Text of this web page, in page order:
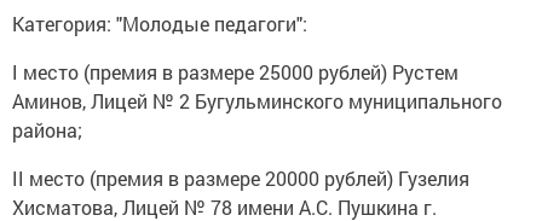
Категория: "Молодые педагоги":
I место (премия в размере 25000 рублей) Рустем
Аминов, Лицей № 2 Бугульминского муниципального
района;
II место (премия в размере 20000 рублей) Гузелия
Хисматова, Лицей № 78 имени А.С. Пушкина г.